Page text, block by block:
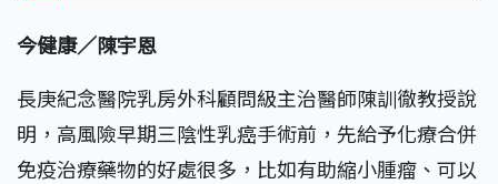
今健康／陳宇恩
長庚紀念醫院乳房外科顧問級主治醫師陳訓徹教授說
明，高風險早期三陰性乳癌手術前，先給予化療合併
免疫治療藥物的好處很多，比如有助縮小腫瘤、可以